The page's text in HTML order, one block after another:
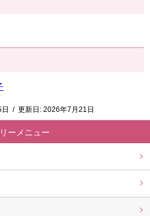
/ 更新日: 2026年7月21日